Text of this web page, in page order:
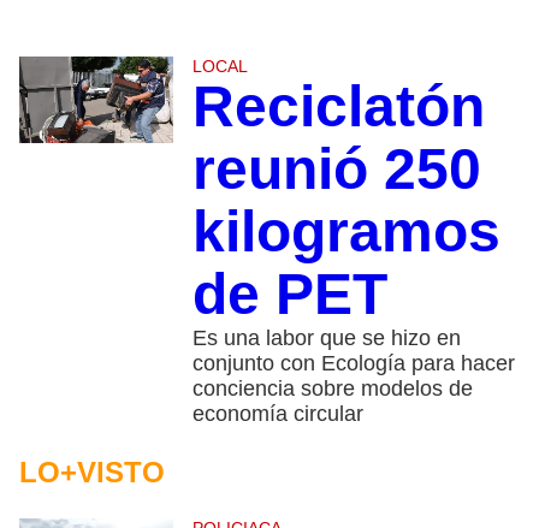
LOCAL
Reciclatón
reunió 250
kilogramos
de PET
Es una labor que se hizo en
conjunto con Ecología para hacer
conciencia sobre modelos de
economía circular
LO+VISTO